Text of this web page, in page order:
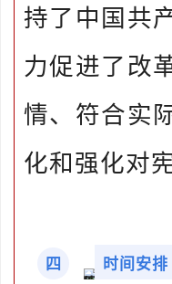
持了中国共
力促进了改
情、符合实
化和强化对
四 时间安排